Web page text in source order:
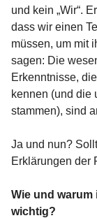
und kein „Wir“.
dass wir einen
müssen, um mit
sagen: Die
Erkenntnisse,
kennen (und die
stammen), sind
Ja und nun?
Erklärungen der
Wie und
wichtig?